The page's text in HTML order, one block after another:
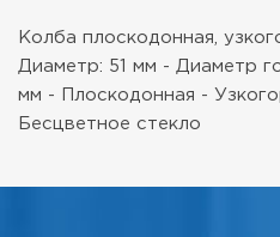
Колба плоскодонная,
Диаметр: 51 мм - Диаметр
мм - Плоскодонная -
Бесцветное стекло